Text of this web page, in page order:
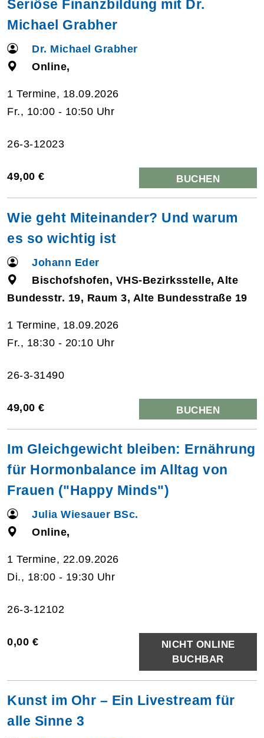
Seriöse Finanzbildung mit Dr.
Michael Grabher
Dr. Michael Grabher
Online,
1 Termine, 18.09.2026
Fr., 10:00 - 10:50 Uhr
26-3-12023
49,00 € BUCHEN
Wie geht Miteinander? Und warum
es so wichtig ist
Johann Eder
Bischofshofen, VHS-Bezirksstelle, Alte
Bundesstr. 19, Raum 3, Alte Bundesstraße 19
1 Termine, 18.09.2026
Fr., 18:30 - 20:10 Uhr
26-3-31490
49,00 € BUCHEN
Im Gleichgewicht bleiben: Ernährung
für Hormonbalance im Alltag von
Frauen ("Happy Minds")
Julia Wiesauer BSc.
Online,
1 Termine, 22.09.2026
Di., 18:00 - 19:30 Uhr
26-3-12102
0,00 €
NICHT ONLINE
BUCHBAR
Kunst im Ohr – Ein Livestream für
alle Sinne 3